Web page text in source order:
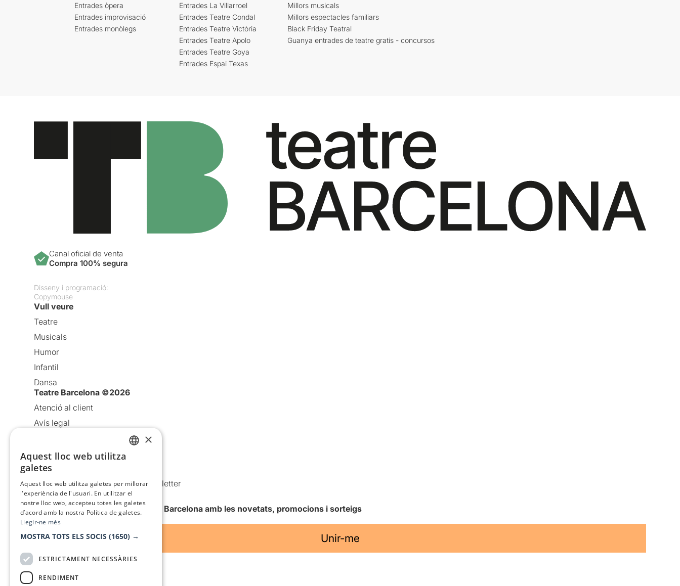
Entrades òpera
Entrades improvisació
Entrades monòlegs
Entrades La Villarroel
Entrades Teatre Condal
Entrades Teatre Victòria
Entrades Teatre Apolo
Entrades Teatre Goya
Entrades Espai Texas
Millors musicals
Millors espectacles familiars
Black Friday Teatral
Guanya entrades de teatre gratis - concursos
Canal oficial de venta
Compra 100% segura
Disseny i programació:
Copymouse
Vull veure
Teatre
Musicals
Humor
Infantil
Dansa
Teatre Barcelona ©2026
Atenció al client
Avís legal
Política de cookies
Condicions d’ús
Comunicacions comercials i Newsletter
Anuncia’t
Vull rebre la newsletter de Teatre Barcelona amb les novetats, promocions i sorteigs
Unir-me
×
Aquest lloc web utilitza
galetes
Aquest lloc web utilitza galetes per millorar
l'experiència de l'usuari. En utilitzar el
nostre lloc web, accepteu totes les galetes
d’acord amb la nostra Política de galetes.
Llegir-ne més
MOSTRA TOTS ELS SOCIS (1650) →
ESTRICTAMENT NECESSÀRIES
RENDIMENT